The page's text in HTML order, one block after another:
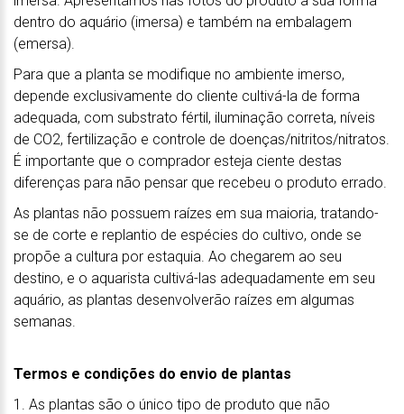
dentro do aquário (imersa) e também na embalagem
(emersa).
Para que a planta se modifique no ambiente imerso,
depende exclusivamente do cliente cultivá-la de forma
adequada, com substrato fértil, iluminação correta, níveis
de CO2, fertilização e controle de doenças/nitritos/nitratos.
É importante que o comprador esteja ciente destas
diferenças para não pensar que recebeu o produto errado.
As plantas não possuem raízes em sua maioria, tratando-
se de corte e replantio de espécies do cultivo, onde se
propõe a cultura por estaquia. Ao chegarem ao seu
destino, e o aquarista cultivá-las adequadamente em seu
aquário, as plantas desenvolverão raízes em algumas
semanas.
Termos e condições do envio de plantas
1. As plantas são o único tipo de produto que não